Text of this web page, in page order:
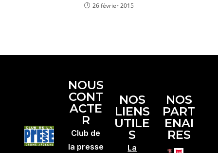
26 février 2015
NOUS
CONT
ACTE
R
Club de
la presse
NOS
LIENS
UTILE
S
La
NOS
PART
ENAI
RES